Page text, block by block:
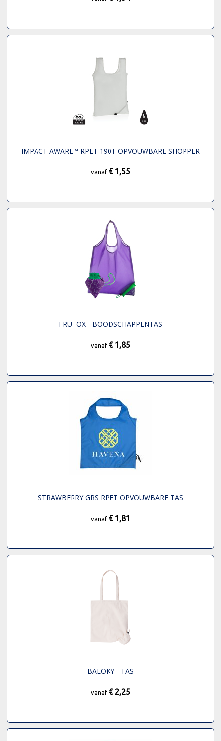
IMPACT AWARE™ RPET 190T OPVOUWBARE SHOPPER
vanaf € 1,55
FRUTOX - BOODSCHAPPENTAS
vanaf € 1,85
STRAWBERRY GRS RPET OPVOUWBARE TAS
vanaf € 1,81
BALOKY - TAS
vanaf € 2,25